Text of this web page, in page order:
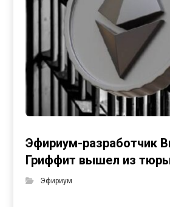
Эфириум-разработчик
Гриффит вышел из
Эфириум